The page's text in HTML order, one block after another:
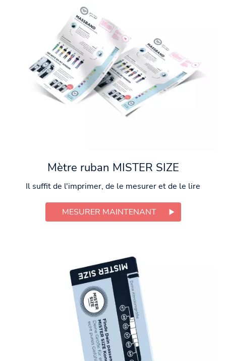
Mètre ruban MISTER SIZE
Il suffit de l'imprimer, de le mesurer et de le lire
MESURER MAINTENANT